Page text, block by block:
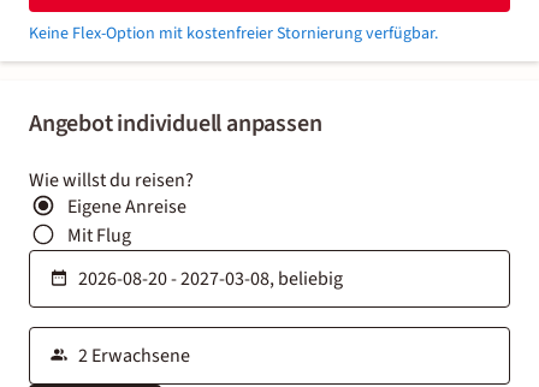
Angebot individuell anpassen
Wie willst du reisen?
Eigene Anreise
Mit Flug
Keine Flex-Option mit kostenfreier Stornierung verfügbar.